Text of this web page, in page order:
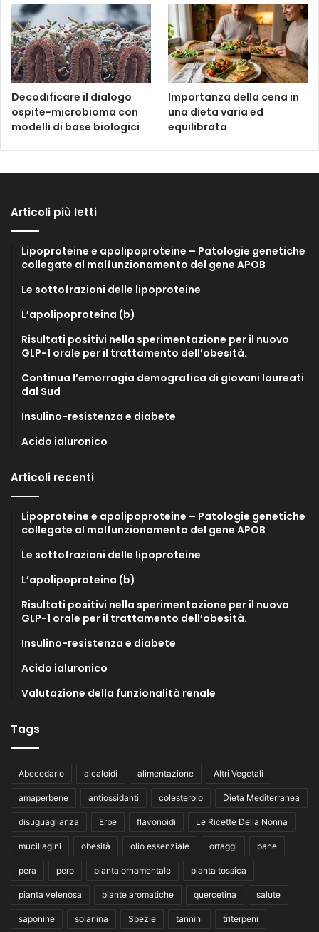
Decodificare il dialogo
ospite-microbioma con
modelli di base biologici
Importanza della cena in
una dieta varia ed
equilibrata
Articoli più letti
Lipoproteine e apolipoproteine – Patologie genetiche
collegate al malfunzionamento del gene APOB
Le sottofrazioni delle lipoproteine
L’apolipoproteina (b)
Risultati positivi nella sperimentazione per il nuovo
GLP-1 orale per il trattamento dell’obesità.
Continua l’emorragia demografica di giovani laureati
dal Sud
Insulino-resistenza e diabete
Acido ialuronico
Articoli recenti
Lipoproteine e apolipoproteine – Patologie genetiche
collegate al malfunzionamento del gene APOB
Le sottofrazioni delle lipoproteine
L’apolipoproteina (b)
Risultati positivi nella sperimentazione per il nuovo
GLP-1 orale per il trattamento dell’obesità.
Insulino-resistenza e diabete
Acido ialuronico
Valutazione della funzionalità renale
Tags
Abecedario alcaloidi alimentazione Altri Vegetali
amaperbene antiossidanti colesterolo Dieta Mediterranea
disuguaglianza Erbe flavonoidi Le Ricette Della Nonna
mucillagini obesità olio essenziale ortaggi pane
pera pero pianta ornamentale pianta tossica
pianta velenosa piante aromatiche quercetina salute
saponine solanina Spezie tannini triterpeni